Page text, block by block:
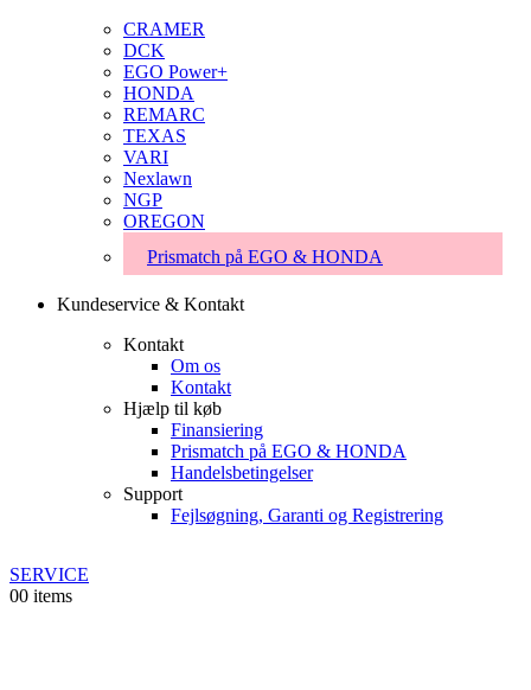
CRAMER
DCK
EGO Power+
HONDA
REMARC
TEXAS
VARI
Nexlawn
NGP
OREGON
Prismatch på EGO & HONDA
Kundeservice & Kontakt
Kontakt
Om os
Kontakt
Hjælp til køb
Finansiering
Prismatch på EGO & HONDA
Handelsbetingelser
Support
Fejlsøgning, Garanti og Registrering
SERVICE
00 items